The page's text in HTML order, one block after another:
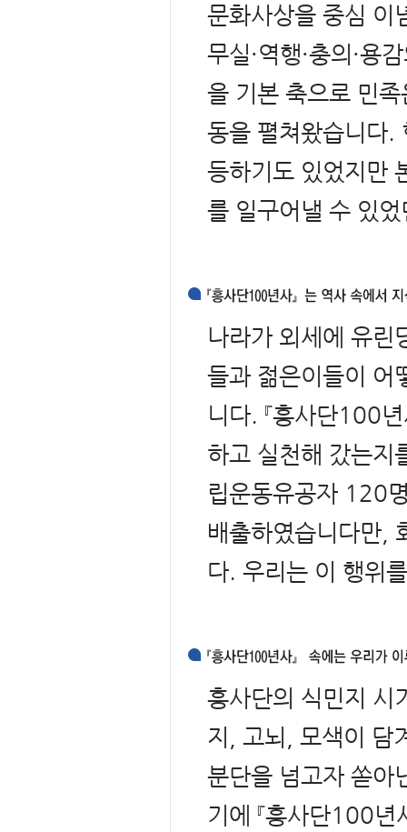
문화사상을 중심 이
무실·역행·충의·용
을 기본 축으로 민
동을 펼쳐왔습니다.
등하기도 있었지만
를 일구어낼 수 있
나라가 외세에 유린
들과 젊은이들이 어
니다. 『흥사단100
하고 실천해 갔는지
립운동유공자 120
배출하였습니다만,
다. 우리는 이 행위
흥사단의 식민지 시
지, 고뇌, 모색이 담
분단을 넘고자 쏟아
기에 『흥사단100